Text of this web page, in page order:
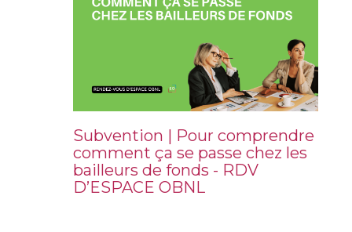
Subvention | Pour comprendre
comment ça se passe chez les
bailleurs de fonds - RDV
D’ESPACE OBNL